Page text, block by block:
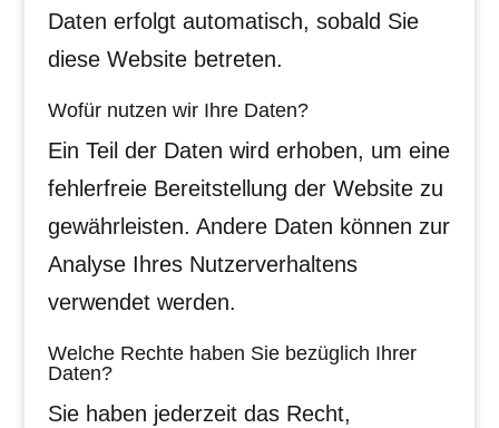
Daten erfolgt automatisch, sobald Sie
diese Website betreten.
Wofür nutzen wir Ihre Daten?
Ein Teil der Daten wird erhoben, um eine
fehlerfreie Bereitstellung der Website zu
gewährleisten. Andere Daten können zur
Analyse Ihres Nutzerverhaltens
verwendet werden.
Welche Rechte haben Sie bezüglich Ihrer
Daten?
Sie haben jederzeit das Recht,